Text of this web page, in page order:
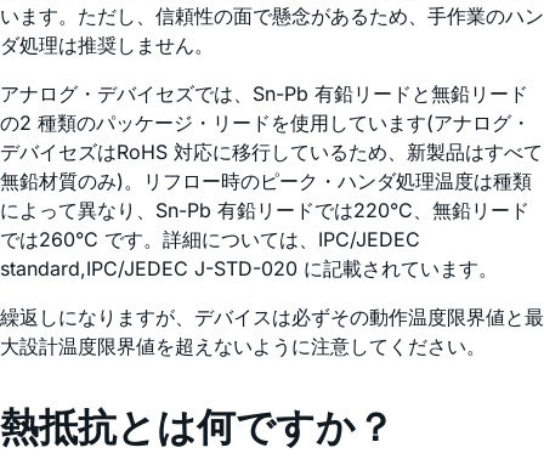
います。ただし、信頼性の面で懸念があるため、手作業のハン
ダ処理は推奨しません。
アナログ・デバイセズでは、Sn-Pb 有鉛リードと無鉛リード
の2 種類のパッケージ・リードを使用しています(アナログ・
デバイセズはRoHS 対応に移行しているため、新製品はすべて
無鉛材質のみ)。リフロー時のピーク・ハンダ処理温度は種類
によって異なり、Sn-Pb 有鉛リードでは220°C、無鉛リード
では260°C です。詳細については、IPC/JEDEC
standard,IPC/JEDEC J-STD-020 に記載されています。
繰返しになりますが、デバイスは必ずその動作温度限界値と最
大設計温度限界値を超えないように注意してください。
熱抵抗とは何ですか？